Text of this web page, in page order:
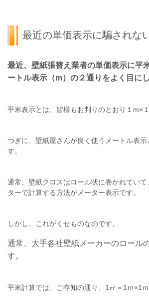
最近の単価表示に騙されな
最近、壁紙張替え業者の単価表示に平
ートル表示（m）の２通りをよく目にし
平米表示とは、皆様もお判りのとおり１m×
つぎに、壁紙屋さんが良く使うメートル表示
す。
通常、壁紙クロスはロール状に巻かれてい
ターで計算する方法がメーター表示です。
しかし、これがくせものなのです。
通常、大手各社壁紙メーカーのロール
す。
平米計算では、ご存知の通り、1㎡＝1ｍ×1ｍ